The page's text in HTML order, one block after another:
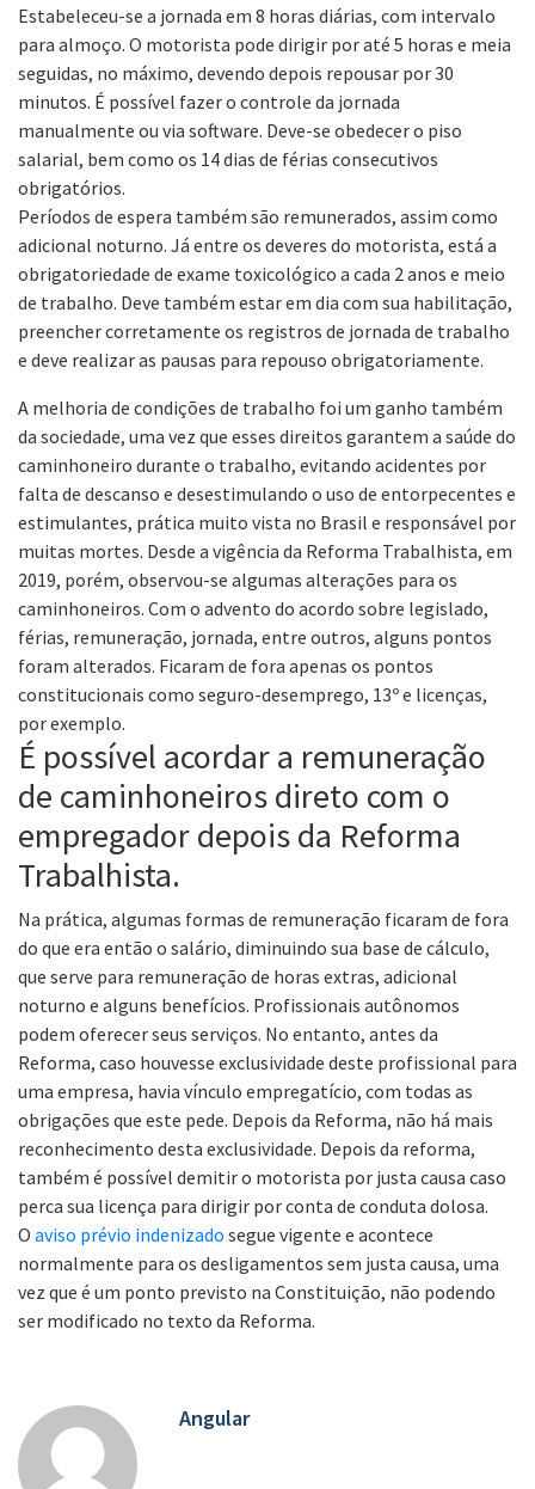
Estabeleceu-se a jornada em 8 horas diárias, com intervalo
para almoço. O motorista pode dirigir por até 5 horas e meia
seguidas, no máximo, devendo depois repousar por 30
minutos. É possível fazer o controle da jornada
manualmente ou via software. Deve-se obedecer o piso
salarial, bem como os 14 dias de férias consecutivos
obrigatórios.
Períodos de espera também são remunerados, assim como
adicional noturno. Já entre os deveres do motorista, está a
obrigatoriedade de exame toxicológico a cada 2 anos e meio
de trabalho. Deve também estar em dia com sua habilitação,
preencher corretamente os registros de jornada de trabalho
e deve realizar as pausas para repouso obrigatoriamente.
A melhoria de condições de trabalho foi um ganho também
da sociedade, uma vez que esses direitos garantem a saúde do
caminhoneiro durante o trabalho, evitando acidentes por
falta de descanso e desestimulando o uso de entorpecentes e
estimulantes, prática muito vista no Brasil e responsável por
muitas mortes. Desde a vigência da Reforma Trabalhista, em
2019, porém, observou-se algumas alterações para os
caminhoneiros. Com o advento do acordo sobre legislado,
férias, remuneração, jornada, entre outros, alguns pontos
foram alterados. Ficaram de fora apenas os pontos
constitucionais como seguro-desemprego, 13º e licenças,
por exemplo.
É possível acordar a remuneração
de caminhoneiros direto com o
empregador depois da Reforma
Trabalhista.
Na prática, algumas formas de remuneração ficaram de fora
do que era então o salário, diminuindo sua base de cálculo,
que serve para remuneração de horas extras, adicional
noturno e alguns benefícios. Profissionais autônomos
podem oferecer seus serviços. No entanto, antes da
Reforma, caso houvesse exclusividade deste profissional para
uma empresa, havia vínculo empregatício, com todas as
obrigações que este pede. Depois da Reforma, não há mais
reconhecimento desta exclusividade. Depois da reforma,
também é possível demitir o motorista por justa causa caso
perca sua licença para dirigir por conta de conduta dolosa.
O aviso prévio indenizado segue vigente e acontece
normalmente para os desligamentos sem justa causa, uma
vez que é um ponto previsto na Constituição, não podendo
ser modificado no texto da Reforma.
Angular